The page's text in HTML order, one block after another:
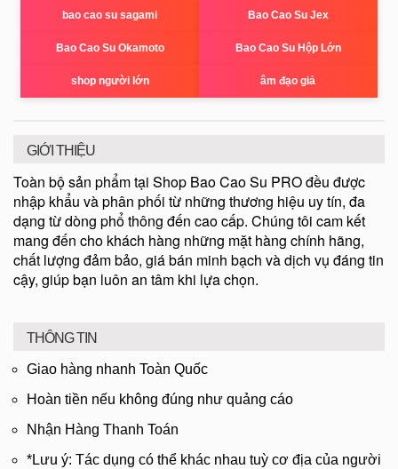
bao cao su sagami Bao Cao Su Jex
Bao Cao Su Okamoto Bao Cao Su Hộp Lớn
shop người lớn âm đạo giả
GIỚI THIỆU
Toàn bộ sản phẩm tại Shop Bao Cao Su PRO đều được
nhập khẩu và phân phối từ những thương hiệu uy tín, đa
dạng từ dòng phổ thông đến cao cấp. Chúng tôi cam kết
mang đến cho khách hàng những mặt hàng chính hãng,
chất lượng đảm bảo, giá bán minh bạch và dịch vụ đáng tin
cậy, giúp bạn luôn an tâm khi lựa chọn.
THÔNG TIN
Giao hàng nhanh Toàn Quốc
Hoàn tiền nếu không đúng như quảng cáo
Nhận Hàng Thanh Toán
*Lưu ý: Tác dụng có thể khác nhau tuỳ cơ địa của người